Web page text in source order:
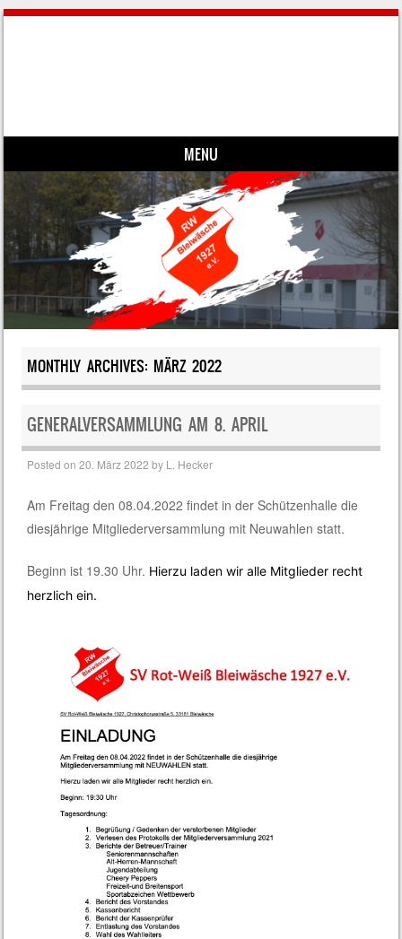
MENU
Skip to content
MONTHLY ARCHIVES: MÄRZ 2022
GENERALVERSAMMLUNG AM 8. APRIL
Posted on20. März 2022 by L. Hecker
Am Freitag den 08.04.2022 findet in der Schützenhalle die
diesjährige Mitgliederversammlung mit Neuwahlen statt.
Beginn ist 19.30 Uhr. Hierzu laden wir alle Mitglieder recht
herzlich ein.